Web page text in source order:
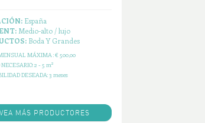
China
Barato / Medio-bajo
Muebles / Cocina,
MÁXIMA :€ 100,00
2 - 5 m2
DESEADA:12 meses
VEA MÁS PRODUCTORES